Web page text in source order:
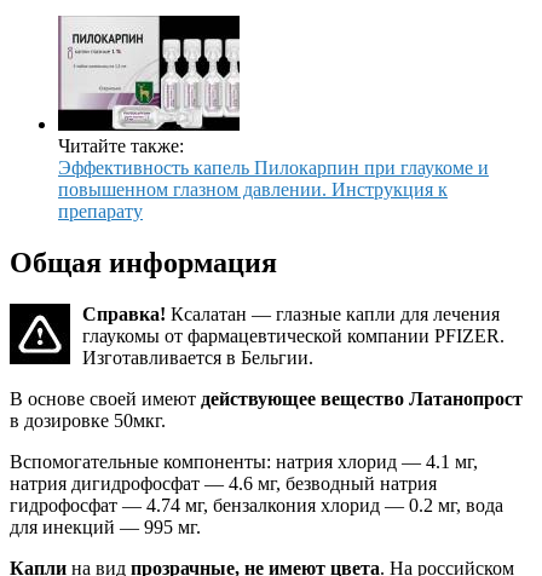
Читайте также:
Эффективность капель Пилокарпин при глаукоме и
повышенном глазном давлении. Инструкция к
препарату
Общая информация
Справка! Ксалатан — глазные капли для лечения
глаукомы от фармацевтической компании PFIZER.
Изготавливается в Бельгии.
В основе своей имеют действующее вещество Латанопрост
в дозировке 50мкг.
Вспомогательные компоненты: натрия хлорид — 4.1 мг,
натрия дигидрофосфат — 4.6 мг, безводный натрия
гидрофосфат — 4.74 мг, бензалкония хлорид — 0.2 мг, вода
для инекций — 995 мг.
Капли на вид прозрачные, не имеют цвета. На российском